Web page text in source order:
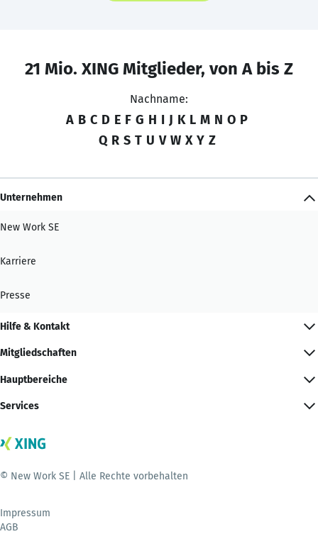
21 Mio. XING Mitglieder, von A bis Z
Nachname:
A B C D E F G H I J K L M N O P
Q R S T U V W X Y Z
Unternehmen
New Work SE
Karriere
Presse
Hilfe & Kontakt
Mitgliedschaften
Hauptbereiche
Services
© New Work SE | Alle Rechte vorbehalten
Impressum
AGB